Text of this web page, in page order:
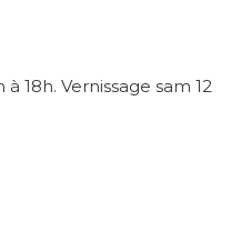
à 18h. Vernissage sam 12